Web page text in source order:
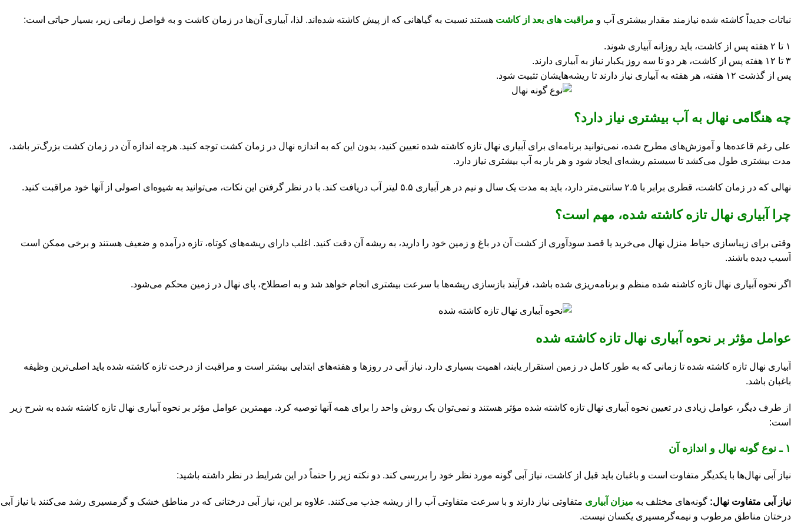
نباتات جدیداً کاشته شده نیازمند مقدار بیشتری آب و مراقبت های بعد از کاشت هستند نسبت به گیاهانی که از پیش کاشته شده‌اند. لذا، آبیاری آن‌ها در زمان کاشت و به فواصل زمانی زیر، بسیار حیاتی است:
۱ تا ۲ هفته پس از کاشت، باید روزانه آبیاری شوند.
۳ تا ۱۲ هفته پس از کاشت، هر دو تا سه روز یکبار نیاز به آبیاری دارند.
پس از گذشت ۱۲ هفته، هر هفته به آبیاری نیاز دارند تا ریشه‌هایشان تثبیت شود.
چه هنگامی نهال به آب بیشتری نیاز دارد؟
علی ‌رغم قاعده‌ها و آموزش‌های مطرح شده، نمی‌توانید برنامه‌ای برای آبیاری نهال تازه کاشته شده تعیین کنید، بدون این که به اندازه نهال در زمان کشت توجه کنید. هرچه اندازه آن در زمان کشت بزرگ‌تر باشد،
مدت بیشتری طول می‌کشد تا سیستم ریشه‌ای ایجاد شود و هر بار به آب بیشتری نیاز دارد.
نهالی که در زمان کاشت، قطری برابر با ۲.۵ سانتی‌متر دارد، باید به مدت یک سال و نیم در هر آبیاری ۵.۵ لیتر آب دریافت کند. با در نظر گرفتن این نکات، می‌توانید به شیوه‌ای اصولی از آنها خود مراقبت کنید.
چرا آبیاری نهال تازه کاشته شده، مهم است؟
وقتی برای زیباسازی حیاط منزل نهال می‌خرید یا قصد سودآوری از کشت آن در باغ و زمین خود را دارید، به ریشه آن دقت کنید. اغلب دارای ریشه‌های کوتاه، تازه درآمده و ضعیف هستند و برخی ممکن است
آسیب دیده باشند.
اگر نحوه آبیاری نهال تازه کاشته شده منظم و برنامه‌ریزی شده باشد، فرآیند بازسازی ریشه‌ها با سرعت بیشتری انجام خواهد شد و به اصطلاح، پای نهال در زمین محکم می‌شود.
عوامل مؤثر بر نحوه آبیاری نهال تازه کاشته شده
آبیاری نهال‌ تازه کاشته شده تا زمانی که به طور کامل در زمین استقرار یابند، اهمیت بسیاری دارد. نیاز آبی در روزها و هفته‌های ابتدایی بیشتر است و مراقبت از درخت تازه کاشته شده باید اصلی‌ترین وظیفه
باغبان باشد.
از طرف دیگر، عوامل زیادی در تعیین نحوه آبیاری نهال تازه کاشته شده مؤثر هستند و نمی‌توان یک روش واحد را برای همه آنها توصیه کرد. مهمترین عوامل مؤثر بر نحوه آبیاری نهال تازه کاشته شده به شرح زیر
است:
۱ ـ نوع گونه نهال و اندازه آن
نیاز آبی نهال‌ها با یکدیگر متفاوت است و باغبان باید قبل از کاشت، نیاز آبی گونه مورد نظر خود را بررسی کند. دو نکته زیر را حتماً در این شرایط در نظر داشته باشید:
نیاز آبی متفاوت نهال: گونه‌های مختلف به میزان آبیاری متفاوتی نیاز دارند و با سرعت متفاوتی آب را از ریشه جذب می‌کنند. علاوه بر این، نیاز آبی درختانی که در مناطق خشک و گرمسیری رشد می‌کنند با نیاز آبی
درختان مناطق مرطوب و نیمه‌گرمسیری یکسان نیست.